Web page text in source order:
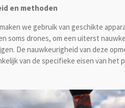
en methoden
we gebruik van geschikte
soms drones, om een uiterst
De nauwkeurigheid van deze
van de specifieke eisen van het